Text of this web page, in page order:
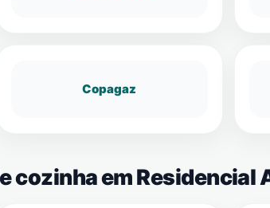
Copagaz
cozinha em Residencial